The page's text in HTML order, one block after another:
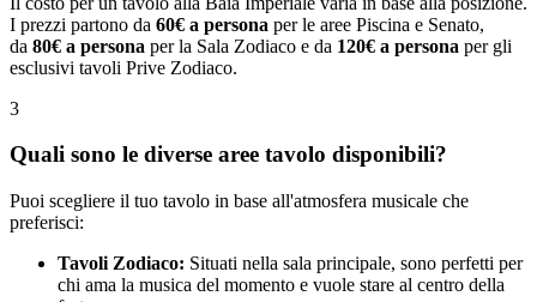
I prezzi partono da 60€ a persona per le aree Piscina e Senato,
da 80€ a persona per la Sala Zodiaco e da 120€ a persona per gli
esclusivi tavoli Prive Zodiaco.
3
Quali sono le diverse aree tavolo disponibili?
Puoi scegliere il tuo tavolo in base all'atmosfera musicale che
preferisci:
Tavoli Zodiaco: Situati nella sala principale, sono perfetti per
chi ama la musica del momento e vuole stare al centro della